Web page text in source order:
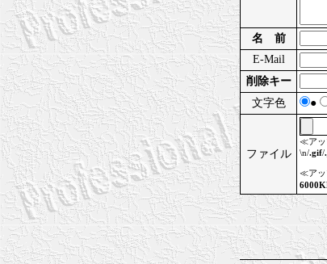
名 前
E-Mail
削除キー
文字色 ●
ファイル
≪アッ
\n/.gif/
≪アッ